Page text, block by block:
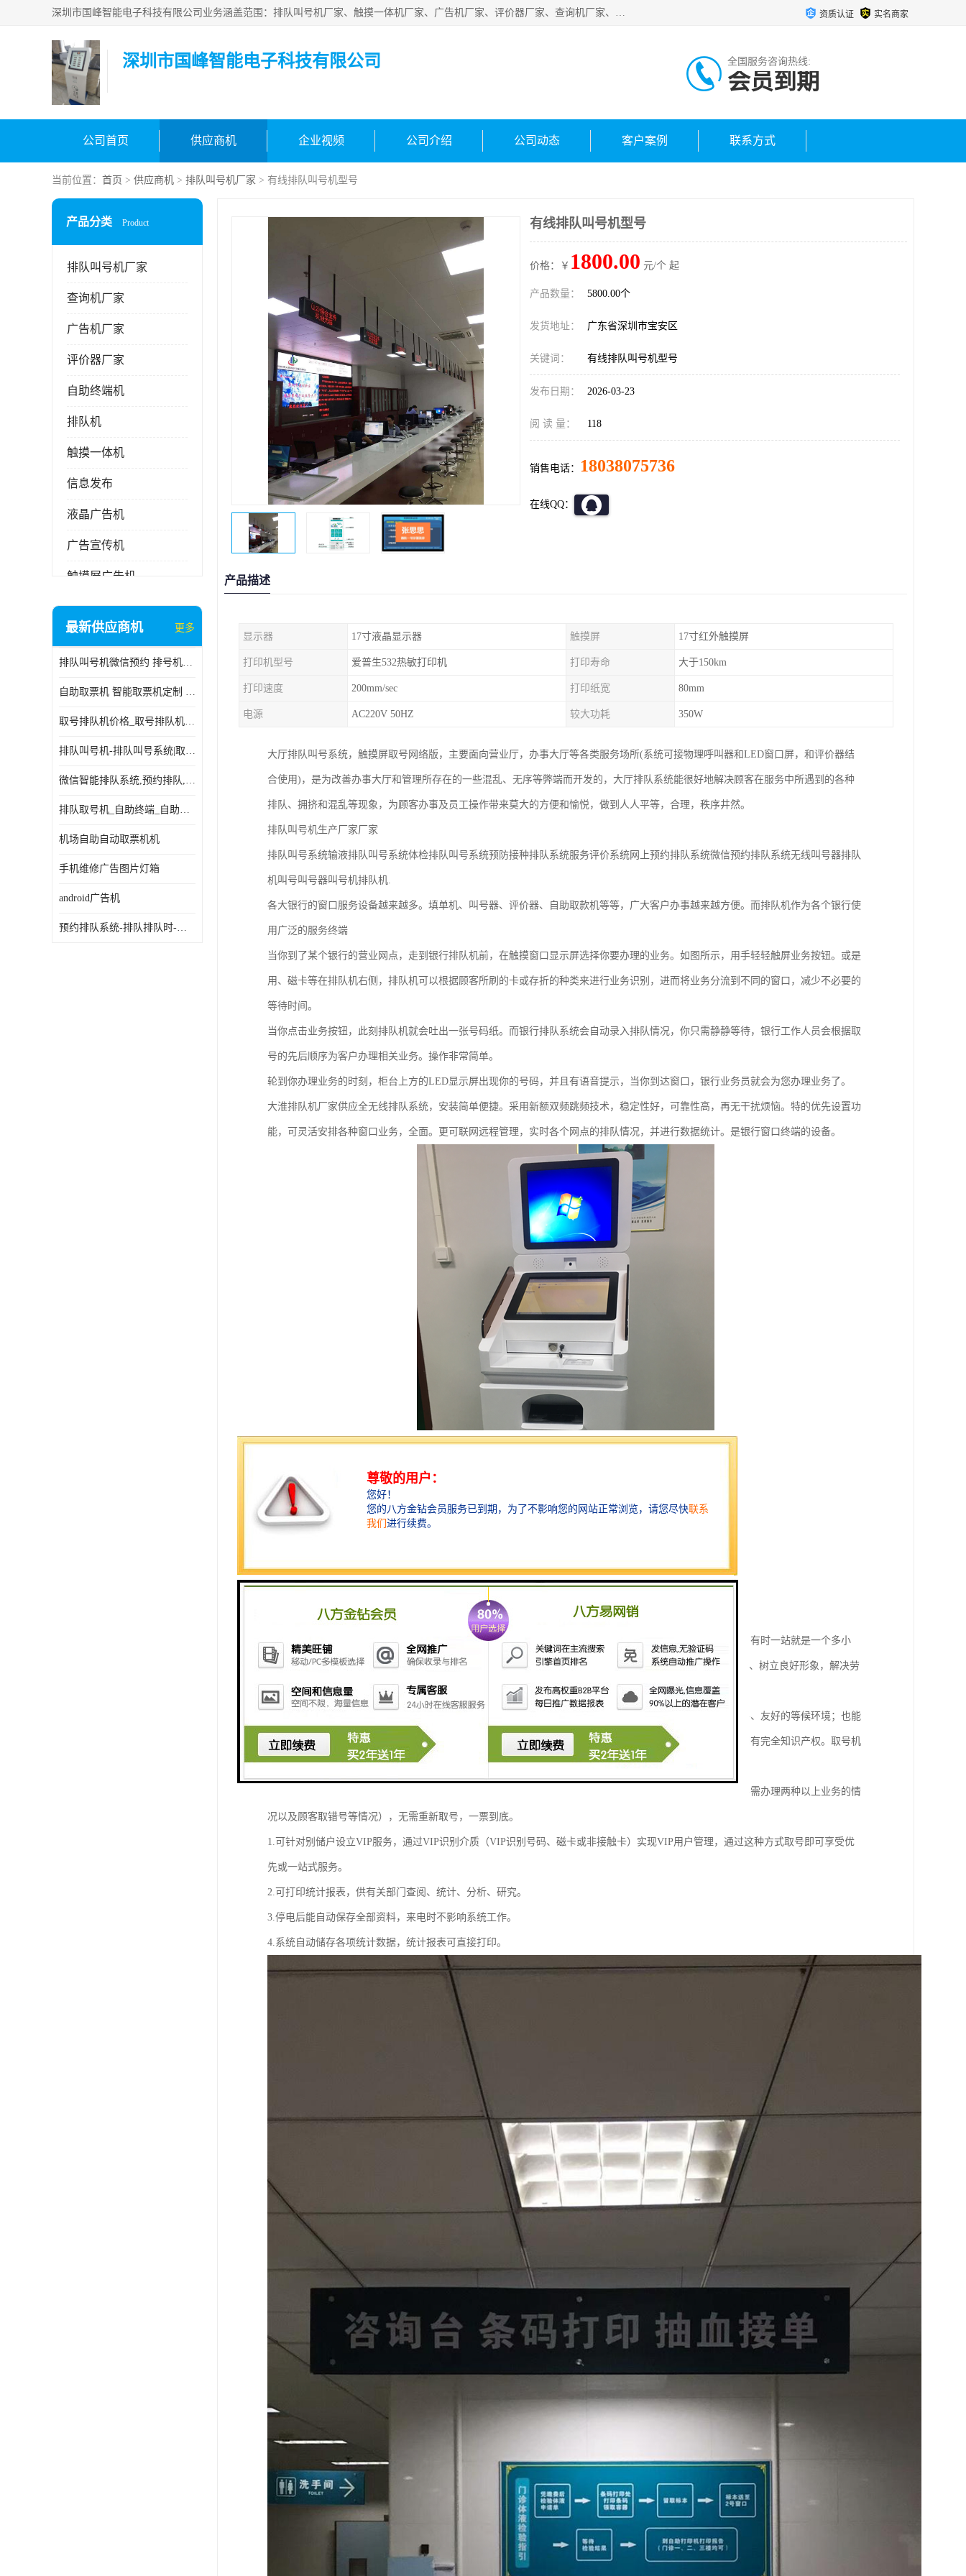
深圳市国峰智能电子科技有限公司业务涵盖范围：排队叫号机厂家、触摸一体机厂家、广告机厂家、评价器厂家、查询机厂家、自助终端机厂家；公司是一家集研发、生产、销售为一体的国民企业，设备制造商和解决方案提供商，广泛应用于银行、医院、、电力、电信、、交通、民航、保险等行业，为不同行业量身定制软硬件为一体的解决方案。 资质认证 实名商家
深圳市国峰智能电子科技有限公司 全国服务咨询热线:
会员到期
公司首页 供应商机 企业视频 公司介绍 公司动态 客户案例 联系方式
当前位置： 首页 > 供应商机 > 排队叫号机厂家 > 有线排队叫号机型号
产品分类 Product
排队叫号机厂家
查询机厂家
广告机厂家
评价器厂家
自助终端机
排队机
触摸一体机
信息发布
液晶广告机
广告宣传机
触摸屏广告机
液晶显示器
电子白板
自助服务终端
最新供应商机 更多
排队叫号机微信预约 排号机诊所 行政大厅营业厅取号机
自助取票机 智能取票机定制 款式多样
取号排队机价格_取号排队机报价_取号排队机多少钱
排队叫号机-排队叫号系统|取号机-液晶拼接屏-自助终端机
微信智能排队系统,预约排队,扫码排队,微信叫号
排队取号机_自助终端_自助签到一体机 支持定做
机场自助自动取票机机
手机维修广告图片灯箱
android广告机
预约排队系统-排队排队时-排动排号系统和排队的使用方法
有线排队叫号机型号
价格：￥ 1800.00 元/个 起
产品数量： 5800.00个
发货地址： 广东省深圳市宝安区
关键词： 有线排队叫号机型号
发布日期： 2026-03-23
阅 读 量： 118
销售电话： 18038075736
在线QQ：
产品描述
显示器 17寸液晶显示器 触摸屏 17寸红外触摸屏
打印机型号 爱普生532热敏打印机 打印寿命 大于150km
打印速度 200mm/sec 打印纸宽 80mm
电源 AC220V 50HZ 较大功耗 350W
大厅排队叫号系统，触摸屏取号网络版，主要面向营业厅，办事大厅等各类服务场所(系统可接物理呼叫器和LED窗口屏，和评价器结
合使用)，是为改善办事大厅和管理所存在的一些混乱、无序等弊端而开发的，大厅排队系统能很好地解决顾客在服务中所遇到的各种
排队、拥挤和混乱等现象，为顾客办事及员工操作带来莫大的方便和愉悦，做到人人平等，合理，秩序井然。
排队叫号机生产厂家厂家
排队叫号系统输液排队叫号系统体检排队叫号系统预防接种排队系统服务评价系统网上预约排队系统微信预约排队系统无线叫号器排队
机叫号叫号器叫号机排队机.
各大银行的窗口服务设备越来越多。填单机、叫号器、评价器、自助取款机等等，广大客户办事越来越方便。而排队机作为各个银行使
用广泛的服务终端
当你到了某个银行的营业网点，走到银行排队机前，在触摸窗口显示屏选择你要办理的业务。如图所示，用手轻轻触屏业务按钮。或是
用、磁卡等在排队机右侧，排队机可以根据顾客所刷的卡或存折的种类来进行业务识别，进而将业务分流到不同的窗口，减少不必要的
等待时间。
当你点击业务按钮，此刻排队机就会吐出一张号码纸。而银行排队系统会自动录入排队情况，你只需静静等待，银行工作人员会根据取
号的先后顺序为客户办理相关业务。操作非常简单。
轮到你办理业务的时刻，柜台上方的LED显示屏出现你的号码，并且有语音提示，当你到达窗口，银行业务员就会为您办理业务了。
大淮排队机厂家供应全无线排队系统，安装简单便捷。采用新额双频跳频技术，稳定性好，可靠性高，再无干扰烦恼。特的优先设置功
能，可灵活安排各种窗口业务，全面。更可联网远程管理，实时各个网点的排队情况，并进行数据统计。是银行窗口终端的设备。
排队系统概述
取号机即排队取号机的简称，长期以来，人们在银行、、电信、工商等营业大厅里前拥后挤地站着排队等候，有时一站就是一个多小
时。这种员工坐着服务、客户站着等待的服务方式与“用户就是上帝”的服务宗旨完全背道而驰！改善服务质量、树立良好形象，解决劳
累的排队现象、创造人性化服务环境已成为急需解决的题。
国锋取号机能够很好的解决客户在办理业务中所遇到的排队、等候、拥挤和混乱等现象，真正创造舒适、公平、友好的等候环境；也能
对客户情况及职员的工作状况做出各种统计，为管理层决策提供依据。取号机可联网也可单机工作，功能，拥有完全知识产权。取号机
已广泛适用于银行、通信、邮政、、保险、工商、海关、等众多窗口服务行业。
系统支持二次排队、三次排队流程，实现业务之间和窗口之间的穿插，（解决某种业务需多窗口办理以及顾客需办理两种以上业务的情
况以及顾客取错号等情况），无需重新取号，一票到底。
1.可针对别储户设立VIP服务，通过VIP识别介质（VIP识别号码、磁卡或非接触卡）实现VIP用户管理，通过这种方式取号即可享受优
先或一站式服务。
2.可打印统计报表，供有关部门查阅、统计、分析、研究。
3.停电后能自动保存全部资料，来电时不影响系统工作。
4.系统自动储存各项统计数据，统计报表可直接打印。